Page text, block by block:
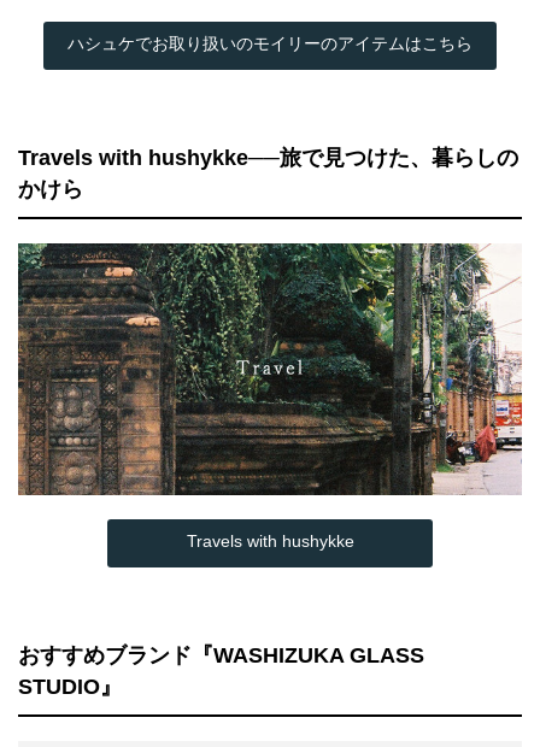
ハシュケでお取り扱いのモイリーのアイテムはこちら
Travels with hushykke──旅で見つけた、暮らしの
かけら
Travels with hushykke
おすすめブランド『WASHIZUKA GLASS
STUDIO』